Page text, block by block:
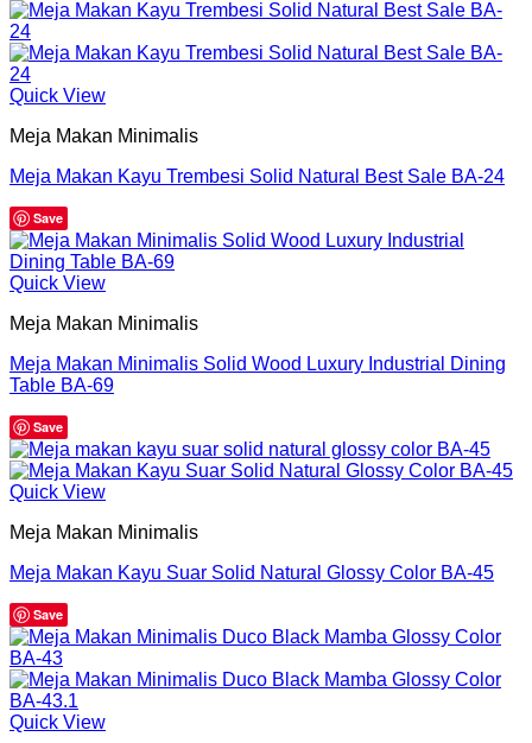
Quick View
Meja Makan Minimalis
Meja Makan Kayu Trembesi Solid Natural Best Sale BA-24
Save
Quick View
Meja Makan Minimalis
Meja Makan Minimalis Solid Wood Luxury Industrial Dining
Table BA-69
Save
Quick View
Meja Makan Minimalis
Meja Makan Kayu Suar Solid Natural Glossy Color BA-45
Save
Quick View